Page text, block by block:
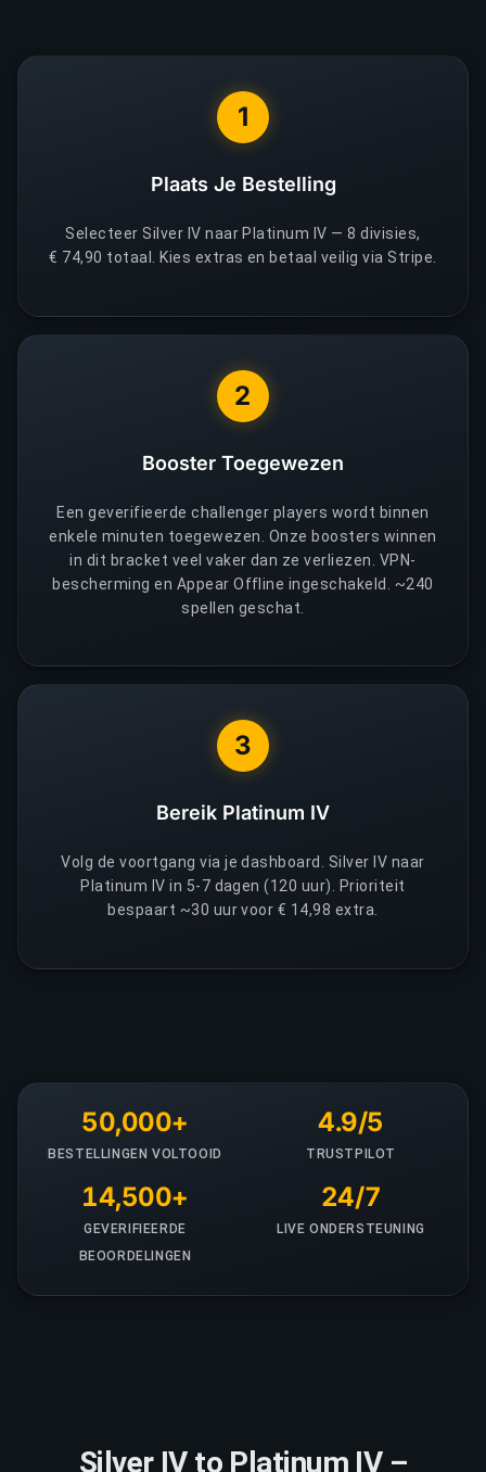
1
Plaats Je Bestelling
Selecteer Silver IV naar Platinum IV — 8 divisies,
€ 74,90 totaal. Kies extras en betaal veilig via Stripe.
2
Booster Toegewezen
Een geverifieerde challenger players wordt binnen
enkele minuten toegewezen. Onze boosters winnen
in dit bracket veel vaker dan ze verliezen. VPN-
bescherming en Appear Offline ingeschakeld. ~240
spellen geschat.
3
Bereik Platinum IV
Volg de voortgang via je dashboard. Silver IV naar
Platinum IV in 5-7 dagen (120 uur). Prioriteit
bespaart ~30 uur voor € 14,98 extra.
50,000+
BESTELLINGEN VOLTOOID
4.9/5
TRUSTPILOT
14,500+
GEVERIFIEERDE
BEOORDELINGEN
24/7
LIVE ONDERSTEUNING
Silver IV to Platinum IV –